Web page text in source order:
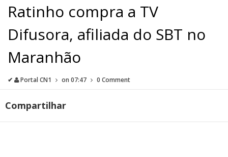
Ratinho compra a TV
Difusora, afiliada do SBT no
Maranhão
✔ Portal CN1 on 07:47 0 Comment
Compartilhar